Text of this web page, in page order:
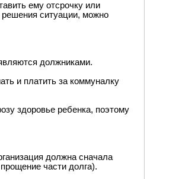
ему отсрочку или
решения ситуации, можно
должниками.
и платить за коммуналку
здоровье ребенка, поэтому
должна сначала
части долга).